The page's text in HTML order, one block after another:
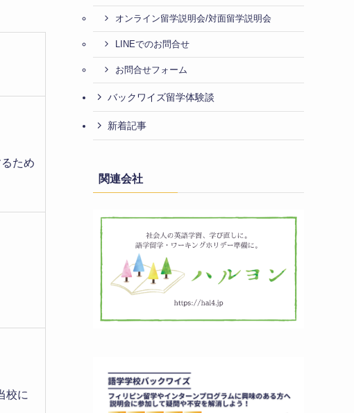
ため
校に
オンライン留学説明会/対面留学説明会
LINEでのお問合せ
お問合せフォーム
バックワイズ留学体験談
新着記事
関連会社